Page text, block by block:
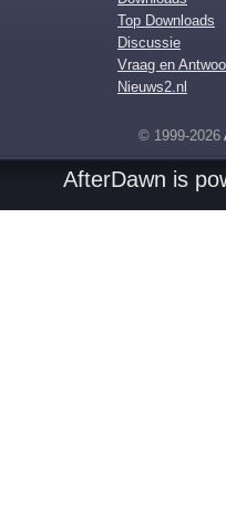
Top Downloads
Discussie
Vraag en
Nieuws2.nl
© 1999-2026
AfterDawn is